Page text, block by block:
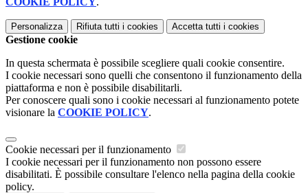
Personalizza Rifiuta tutti i cookies Accetta tutti i cookies
Gestione cookie
In questa schermata è possibile scegliere quali cookie consentire.
I cookie necessari sono quelli che consentono il funzionamento della
piattaforma e non è possibile disabilitarli.
Per conoscere quali sono i cookie necessari al funzionamento potete
visionare la COOKIE POLICY.
Cookie necessari per il funzionamento
I cookie necessari per il funzionamento non possono essere
disabilitati. È possibile consultare l'elenco nella pagina della cookie
policy.